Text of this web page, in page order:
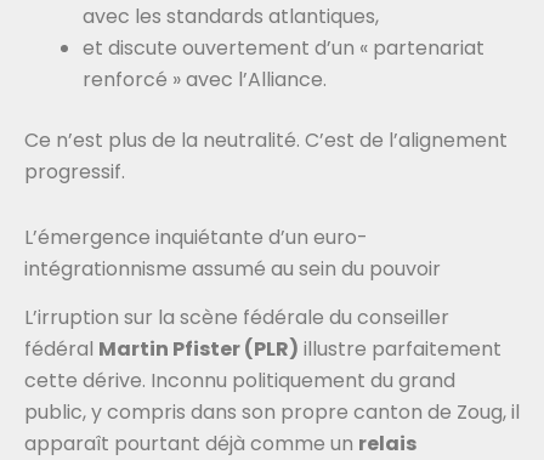
avec les standards atlantiques,
et discute ouvertement d’un « partenariat
renforcé » avec l’Alliance.
Ce n’est plus de la neutralité. C’est de l’alignement
progressif.
L’émergence inquiétante d’un euro-
intégrationnisme assumé au sein du pouvoir
L’irruption sur la scène fédérale du conseiller
fédéral Martin Pfister (PLR) illustre parfaitement
cette dérive. Inconnu politiquement du grand
public, y compris dans son propre canton de Zoug, il
apparaît pourtant déjà comme un relais